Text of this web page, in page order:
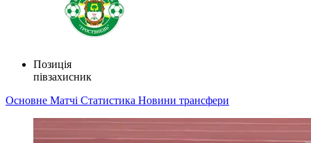
Позиція
півзахисник
Основне Матчі Статистика Новини трансфери